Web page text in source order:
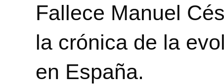
Fallece Manuel
la crónica de la
en España.